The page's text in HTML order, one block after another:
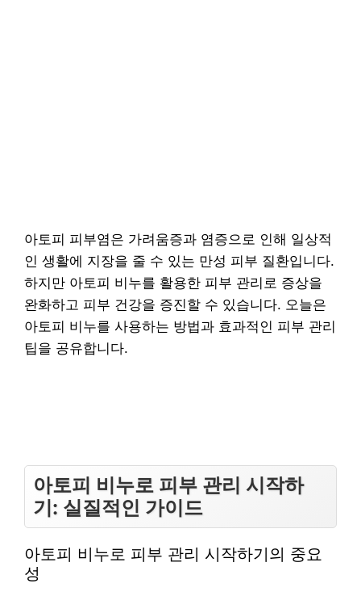
아토피 피부염은 가려움증과 염증으로 인해 일상적
인 생활에 지장을 줄 수 있는 만성 피부 질환입니다.
하지만 아토피 비누를 활용한 피부 관리로 증상을
완화하고 피부 건강을 증진할 수 있습니다. 오늘은
아토피 비누를 사용하는 방법과 효과적인 피부 관리
팁을 공유합니다.
아토피 비누로 피부 관리 시작하
기: 실질적인 가이드
아토피 비누로 피부 관리 시작하기의 중요
성